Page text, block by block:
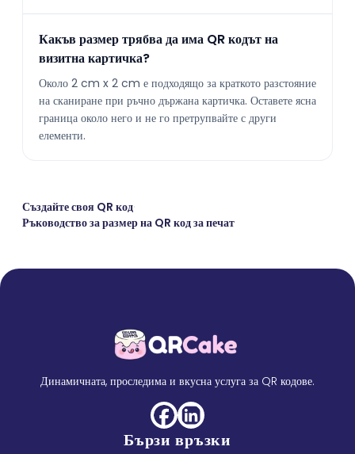
Какъв размер трябва да има QR кодът на
визитна картичка?
Около 2 cm x 2 cm е подходящо за краткото разстояние
на сканиране при ръчно държана картичка. Оставете ясна
граница около него и не го претрупвайте с други
елементи.
Създайте своя QR код·
Ръководство за размер на QR код за печат
Динамичната, проследима и вкусна услуга за QR кодове.
Бързи връзки